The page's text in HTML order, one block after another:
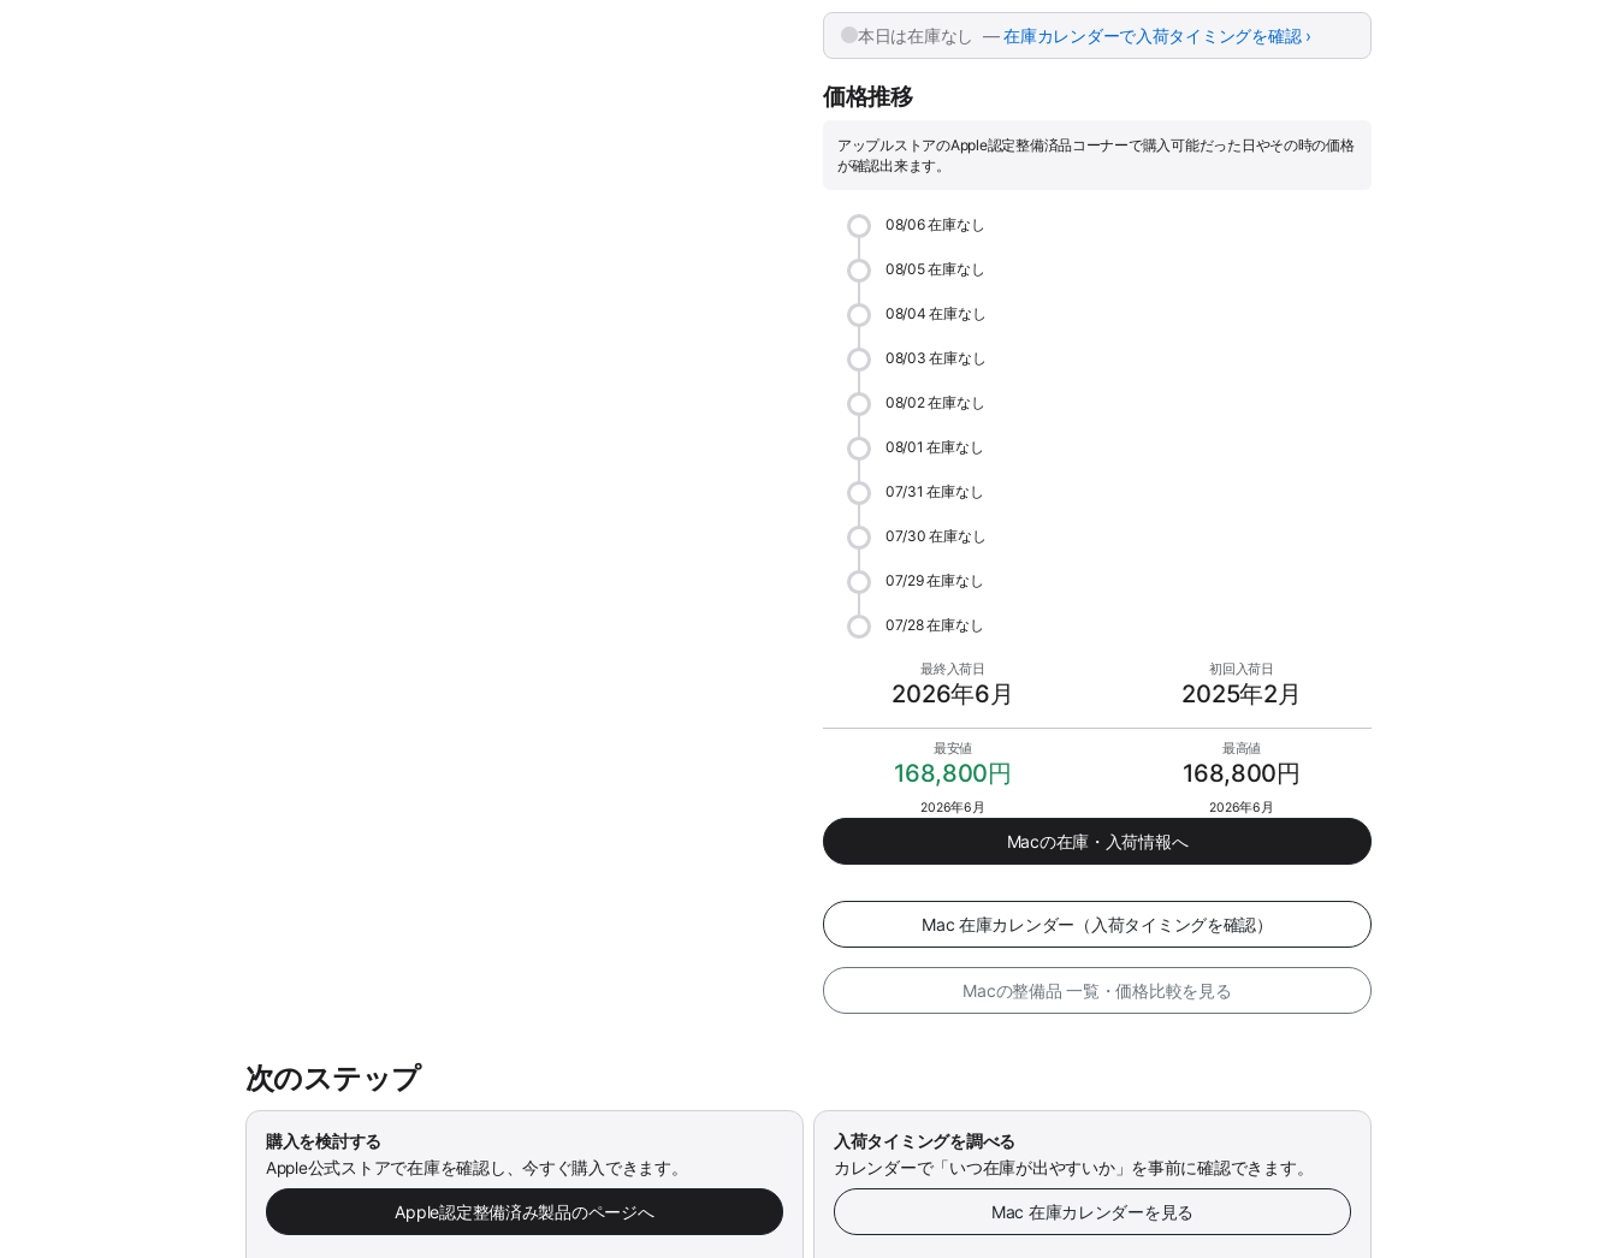
本日は在庫なし —在庫カレンダーで入荷タイミングを確認 ›
価格推移
アップルストアのApple認定整備済品コーナーで購入可能だった日やその時の価格
が確認出来ます。
08/06在庫なし
08/05在庫なし
08/04 在庫なし
08/03 在庫なし
08/02在庫なし
08/01 在庫なし
07/31 在庫なし
07/30 在庫なし
07/29在庫なし
07/28在庫なし
最終入荷日
2026年6月
初回入荷日
2025年2月
最安値
168,800円
2026年6月
最高値
168,800円
2026年6月
Macの在庫・入荷情報へ
Mac 在庫カレンダー（入荷タイミングを確認）
Macの整備品 一覧・価格比較を見る
次のステップ
購入を検討する
Apple公式ストアで在庫を確認し、今すぐ購入できます。
Apple認定整備済み製品のページへ
入荷タイミングを調べる
カレンダーで「いつ在庫が出やすいか」を事前に確認できます。
Mac 在庫カレンダーを見る